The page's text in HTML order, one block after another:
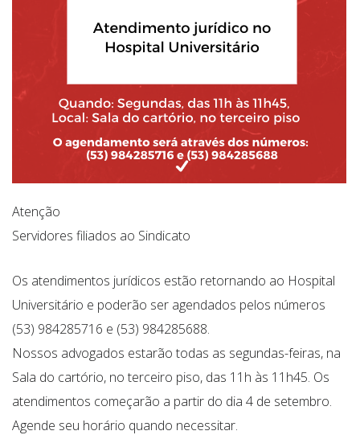
Atenção
Servidores filiados ao Sindicato
Os atendimentos jurídicos estão retornando ao Hospital
Universitário e poderão ser agendados pelos números
(53) 984285716 e (53) 984285688.
Nossos advogados estarão todas as segundas-feiras, na
Sala do cartório, no terceiro piso, das 11h às 11h45. Os
atendimentos começarão a partir do dia 4 de setembro.
Agende seu horário quando necessitar.